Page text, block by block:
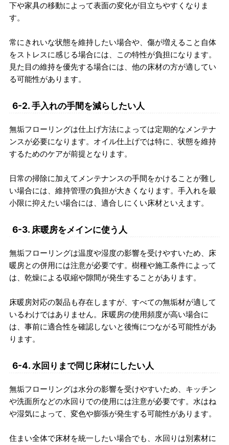
下や家具の移動によって表面の変化が目立ちやすくなりま
す。
常にきれいな状態を維持したい場合や、傷が増えること自体
をストレスに感じる場合には、この特性が負担になります。
見た目の維持を優先する場合には、他の床材の方が適してい
る可能性があります。
6-2. 手入れの手間を減らしたい人
無垢フローリングは仕上げ方法によっては定期的なメンテナ
ンスが必要になります。オイル仕上げでは特に、状態を維持
するためのケアが前提となります。
日常の掃除に加えてメンテナンスの手間をかけることが難し
い場合には、維持管理の負担が大きくなります。手入れを最
小限に抑えたい場合には、適合しにくい床材といえます。
6-3. 床暖房をメインに使う人
無垢フローリングは温度や湿度の影響を受けやすいため、床
暖房との併用には注意が必要です。樹種や施工条件によって
は、乾燥による収縮や隙間が発生することがあります。
床暖房対応の製品も存在しますが、すべての無垢材が適して
いるわけではありません。床暖房の使用頻度が高い場合に
は、事前に適合性を確認しないと後悔につながる可能性があ
ります。
6-4. 水回りまで同じ床材にしたい人
無垢フローリングは水分の影響を受けやすいため、キッチン
や洗面所などの水回りでの使用には注意が必要です。水はね
や湿気によって、変色や膨張が発生する可能性があります。
住まい全体で床材を統一したい場合でも、水回りは別素材に